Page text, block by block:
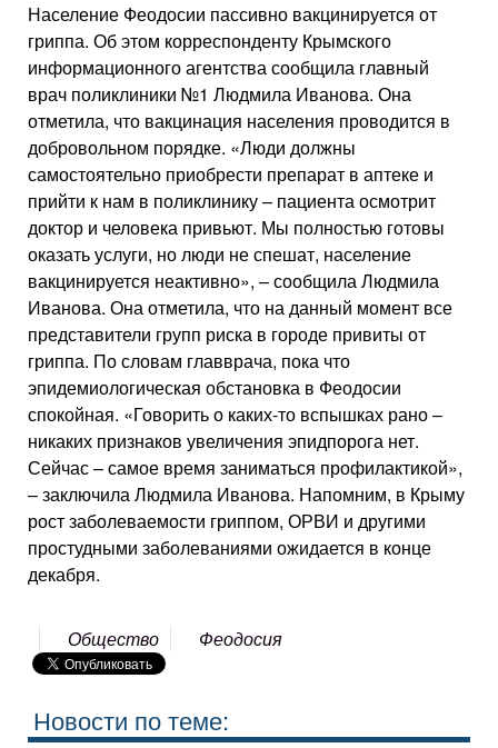
Население Феодосии пассивно вакцинируется от
гриппа. Об этом корреспонденту Крымского
информационного агентства сообщила главный
врач поликлиники №1 Людмила Иванова. Она
отметила, что вакцинация населения проводится в
добровольном порядке. «Люди должны
самостоятельно приобрести препарат в аптеке и
прийти к нам в поликлинику – пациента осмотрит
доктор и человека привьют. Мы полностью готовы
оказать услуги, но люди не спешат, население
вакцинируется неактивно», – сообщила Людмила
Иванова. Она отметила, что на данный момент все
представители групп риска в городе привиты от
гриппа. По словам главврача, пока что
эпидемиологическая обстановка в Феодосии
спокойная. «Говорить о каких-то вспышках рано –
никаких признаков увеличения эпидпорога нет.
Сейчас – самое время заниматься профилактикой»,
– заключила Людмила Иванова. Напомним, в Крыму
рост заболеваемости гриппом, ОРВИ и другими
простудными заболеваниями ожидается в конце
декабря.
Общество Феодосия
Новости по теме: